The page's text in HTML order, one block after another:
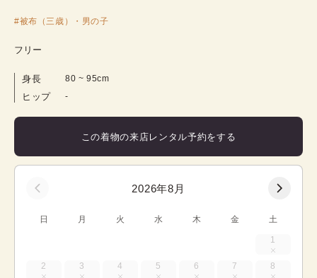
#被布（三歳）・男の子
フリー
身長 80 ~ 95cm
ヒップ -
この着物の来店レンタル予約をする
2026年8月
日 月 火 水 木 金 土
1
2 3 4 5 6 7 8